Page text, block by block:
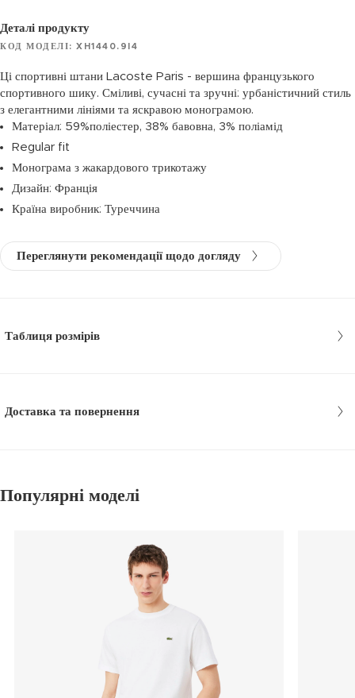
Деталі продукту
КОД МОДЕЛІ: XH1440.9I4
Ці спортивні штани Lacoste Paris - вершина французького
спортивного шику. Сміливі, сучасні та зручні: урбаністичний стиль
з елегантними лініями та яскравою монограмою.
Матеріал: 59%поліестер, 38% бавовна, 3% поліамід
Regular fit
Монограма з жакардового трикотажу
Дизайн: Франція
Країна виробник: Туреччина
Переглянути рекомендації щодо догляду
Таблиця розмірів
Доставка та повернення
Популярні моделі